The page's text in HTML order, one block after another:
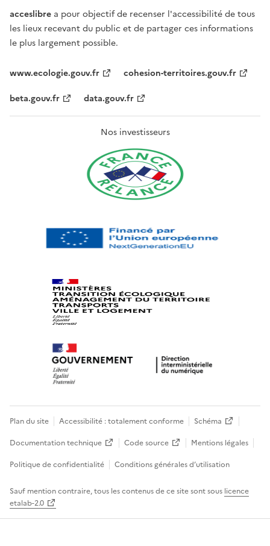
acceslibre a pour objectif de recenser l'accessibilité de tous
les lieux recevant du public et de partager ces informations
le plus largement possible.
www.ecologie.gouv.fr
cohesion-territoires.gouv.fr
beta.gouv.fr
data.gouv.fr
Nos investisseurs
Plan du site Accessibilité : totalement conforme
Schéma
Documentation technique
Code source
Mentions légales
Politique de confidentialité
Conditions générales d’utilisation
Sauf mention contraire, tous les contenus de ce site sont sous licence
etalab-2.0